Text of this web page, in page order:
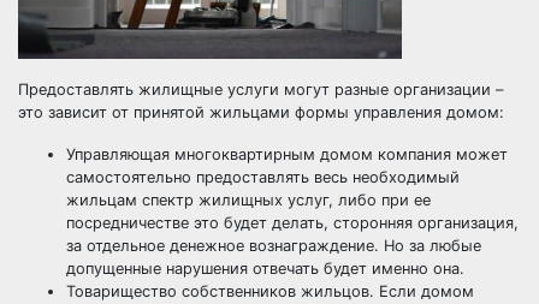
Предоставлять жилищные услуги могут разные организации –
это зависит от принятой жильцами формы управления домом:
Управляющая многоквартирным домом компания может
самостоятельно предоставлять весь необходимый
жильцам спектр жилищных услуг, либо при ее
посредничестве это будет делать, сторонняя организация,
за отдельное денежное вознаграждение. Но за любые
допущенные нарушения отвечать будет именно она.
Товарищество собственников жильцов. Если домом